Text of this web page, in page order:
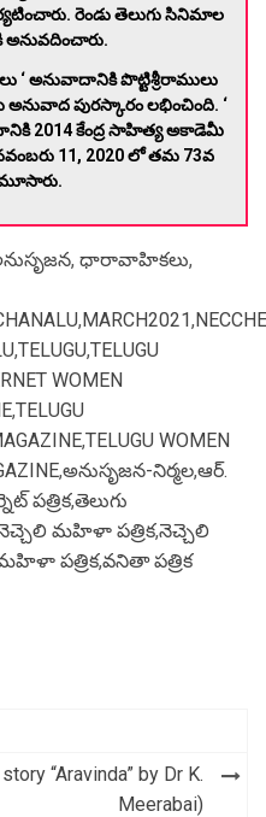
రెండు తెలుగు సినిమాల
అనువదించారు.
‘ అనువాదానికి పొట్టిశ్రీరాములు
పురస్కారం లభించింది. ‘
2014 కేంద్ర సాహిత్య అకాడెమీ
11, 2020 లో తమ 73వ
, ధారావాహికలు,
,MARCH2021,
,TELUGU,TELUGU
WOMEN
,TELUGU
,TELUGU WOMEN
,అనుసృజన-నిర్మల,ఆర్.
పత్రిక,తెలుగు
మహిళా పత్రిక,నెచ్చెలి
పత్రిక,వనితా పత్రిక
“Aravinda” by Dr K.
Meerabai)